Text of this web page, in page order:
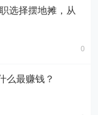
选择摆地摊，从
0
么最赚钱？